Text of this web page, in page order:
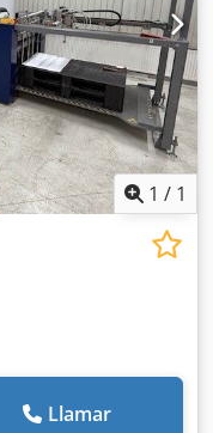
1 / 1
Llamar